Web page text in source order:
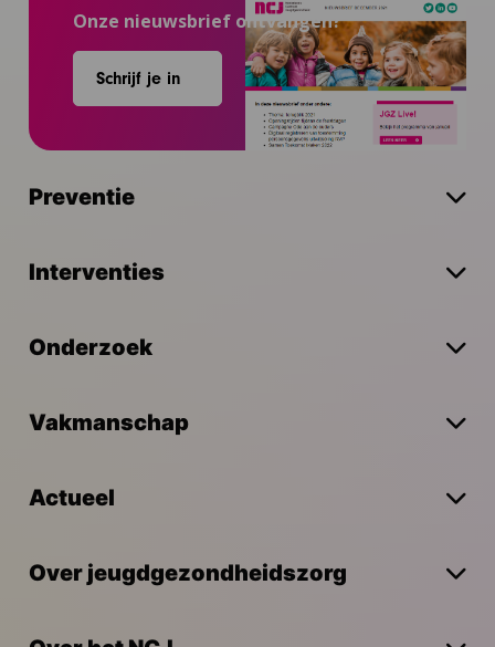
Onze nieuwsbrief ontvangen?
Schrijf je in
Preventie
Interventies
Onderzoek
Vakmanschap
Actueel
Over jeugdgezondheidszorg